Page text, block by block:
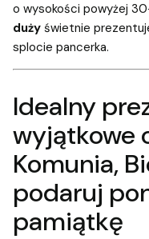
o wysokości powyżej
duży świetnie
splocie pancerka.
Idealny
wyjątkowe
Komunia,
podaruj
pamiątkę